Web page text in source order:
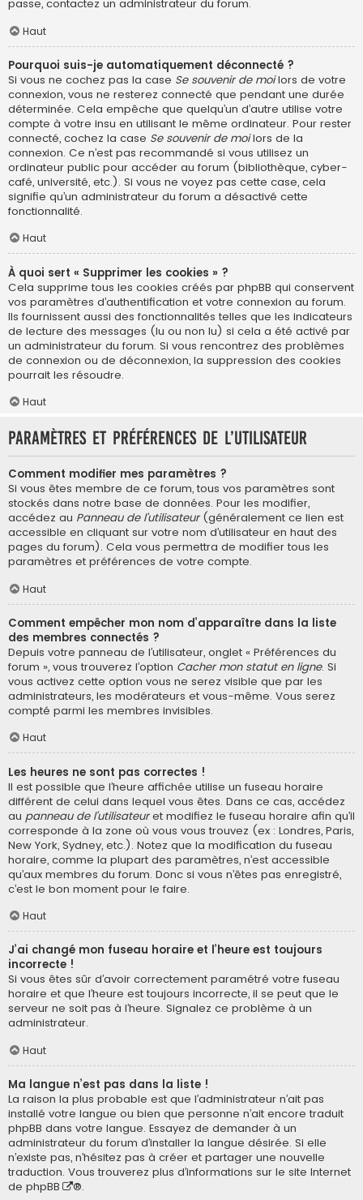
passe, contactez un administrateur du forum.
Haut
Pourquoi suis-je automatiquement déconnecté ?
Si vous ne cochez pas la case Se souvenir de moilors de votre
connexion, vous ne resterez connecté que pendant une durée
déterminée. Cela empêche que quelqu’un d’autre utilise votre
compte à votre insu en utilisant le même ordinateur. Pour rester
connecté, cochez la case Se souvenir de moilors de la
connexion. Ce n’est pas recommandé si vous utilisez un
ordinateur public pour accéder au forum (bibliothèque, cyber-
café, université, etc.). Si vous ne voyez pas cette case, cela
signifie qu’un administrateur du forum a désactivé cette
fonctionnalité.
Haut
À quoi sert « Supprimer les cookies » ?
Cela supprime tous les cookies créés par phpBB qui conservent
vos paramètres d’authentification et votre connexion au forum.
Ils fournissent aussi des fonctionnalités telles que les indicateurs
de lecture des messages (lu ou non lu) si cela a été activé par
un administrateur du forum. Si vous rencontrez des problèmes
de connexion ou de déconnexion, la suppression des cookies
pourrait les résoudre.
Haut
Paramètres et préférences de l’utilisateur
Comment modifier mes paramètres ?
Si vous êtes membre de ce forum, tous vos paramètres sont
stockés dans notre base de données. Pour les modifier,
accédez au Panneau de l’utilisateur(généralement ce lien est
accessible en cliquant sur votre nom d’utilisateur en haut des
pages du forum). Cela vous permettra de modifier tous les
paramètres et préférences de votre compte.
Haut
Comment empêcher mon nom d’apparaître dans la liste
des membres connectés ?
Depuis votre panneau de l’utilisateur, onglet « Préférences du
forum », vous trouverez l’option Cacher mon statut en ligne. Si
vous activez cette option vous ne serez visible que par les
administrateurs, les modérateurs et vous-même. Vous serez
compté parmi les membres invisibles.
Haut
Les heures ne sont pas correctes !
Il est possible que l’heure affichée utilise un fuseau horaire
différent de celui dans lequel vous êtes. Dans ce cas, accédez
au panneau de l’utilisateuret modifiez le fuseau horaire afin qu’il
corresponde à la zone où vous vous trouvez (ex : Londres, Paris,
New York, Sydney, etc.). Notez que la modification du fuseau
horaire, comme la plupart des paramètres, n’est accessible
qu’aux membres du forum. Donc si vous n’êtes pas enregistré,
c’est le bon moment pour le faire.
Haut
J’ai changé mon fuseau horaire et l’heure est toujours
incorrecte !
Si vous êtes sûr d’avoir correctement paramétré votre fuseau
horaire et que l’heure est toujours incorrecte, il se peut que le
serveur ne soit pas à l’heure. Signalez ce problème à un
administrateur.
Haut
Ma langue n’est pas dans la liste !
La raison la plus probable est que l’administrateur n’ait pas
installé votre langue ou bien que personne n’ait encore traduit
phpBB dans votre langue. Essayez de demander à un
administrateur du forum d’installer la langue désirée. Si elle
n’existe pas, n’hésitez pas à créer et partager une nouvelle
traduction. Vous trouverez plus d’informations sur le site Internet
de phpBB ®.